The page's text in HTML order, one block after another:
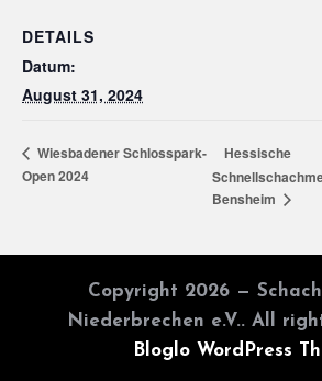
DETAILS
Datum:
August 31, 2024
Wiesbadener Schlosspark-
Open 2024
Hessische
Bensheim
Copyright 2026 —
Niederbrechen e.V.. All
Bloglo WordPress